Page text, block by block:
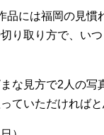
品には福岡の見
り取り方で、い
な見方で2人の写
ていただければ